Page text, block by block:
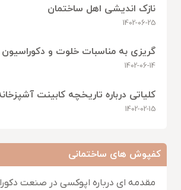
نازک اندیشی اهل ساختمان
1402-06-25
گریزی به مناسبات خلوت و دکوراسیون
1402-06-14
کلیاتی درباره تاریخچه کابینت
1402-02-15
کفپوش های ساختمانی
مقدمه ای درباره اپوکسی در صنعت